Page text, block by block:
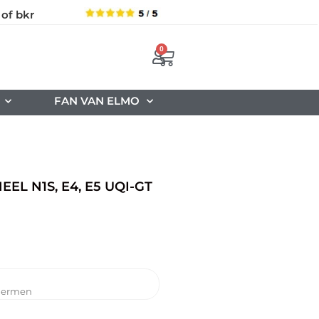
of bkr
0
FAN VAN ELMO
N1S, E4, E5 UQI-GT